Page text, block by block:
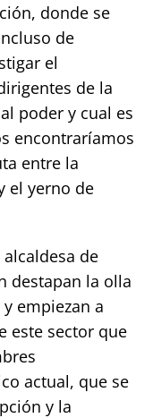
donde se
de
el
de la
poder y cual es
encontraríamos
entre la
el yerno de
de
destapan la olla
empiezan a
este sector que
actual, que se
y la